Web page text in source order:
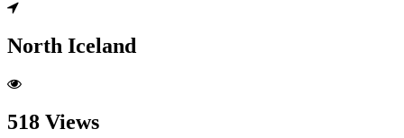
North Iceland
518 Views